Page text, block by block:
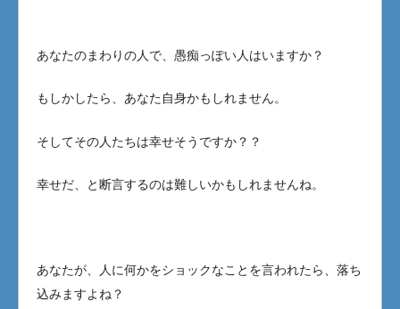
あなたのまわりの人で、愚痴っぽい人はいますか？
もしかしたら、あなた自身かもしれません。
そしてその人たちは幸せそうですか？？
幸せだ、と断言するのは難しいかもしれませんね。
あなたが、人に何かをショックなことを言われたら、落ち
込みますよね？